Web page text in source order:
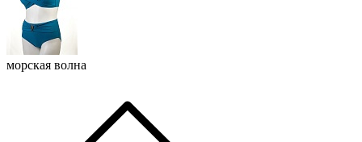
морская волна